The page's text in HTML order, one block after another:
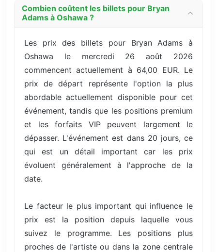
Combien coûtent les billets pour Bryan
Adams à Oshawa ?
Les prix des billets pour Bryan Adams à
Oshawa le mercredi 26 août 2026
commencent actuellement à 64,00 EUR. Le
prix de départ représente l'option la plus
abordable actuellement disponible pour cet
événement, tandis que les positions premium
et les forfaits VIP peuvent largement le
dépasser. L'événement est dans 20 jours, ce
qui est un détail important car les prix
évoluent généralement à l'approche de la
date.
Le facteur le plus important qui influence le
prix est la position depuis laquelle vous
suivez le programme. Les positions plus
proches de l'artiste ou dans la zone centrale